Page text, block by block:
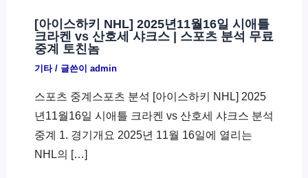
[아이스하키 NHL] 2025년11월16일 시애틀
크라켄 vs 산호세 샤크스 | 스포츠 분석 무료
중계 토친놈
기타/ 글쓴이 admin
스포츠 중계스포츠 분석 [아이스하키 NHL] 2025
년11월16일 시애틀 크라켄 vs 산호세 샤크스 분석
중계 1. 경기개요 2025년 11월 16일에 열리는
NHL의 […]